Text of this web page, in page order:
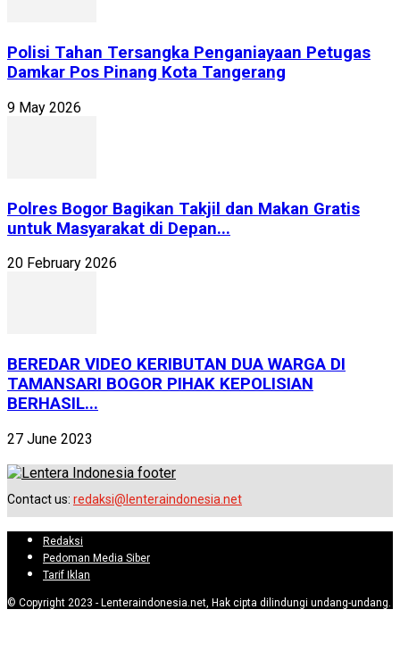
Polisi Tahan Tersangka Penganiayaan Petugas
Damkar Pos Pinang Kota Tangerang
9 May 2026
Polres Bogor Bagikan Takjil dan Makan Gratis
untuk Masyarakat di Depan...
20 February 2026
BEREDAR VIDEO KERIBUTAN DUA WARGA DI
TAMANSARI BOGOR PIHAK KEPOLISIAN
BERHASIL...
27 June 2023
Contact us: redaksi@lenteraindonesia.net
Redaksi
Pedoman Media Siber
Tarif Iklan
© Copyright 2023 - Lenteraindonesia.net, Hak cipta dilindungi undang-undang.